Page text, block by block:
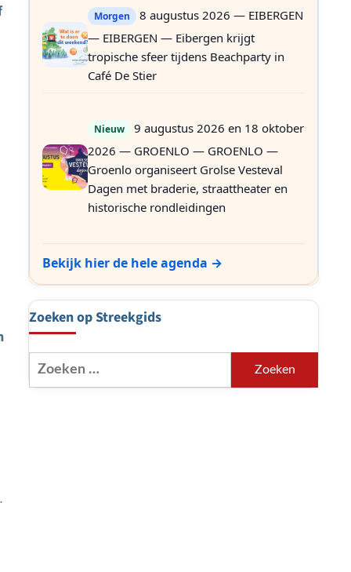
Morgen
8 augustus 2026 — EIBERGEN
— EIBERGEN — Eibergen krijgt
tropische sfeer tijdens Beachparty in
Café De Stier
Nieuw
9 augustus 2026 en 18 oktober
2026 — GROENLO — GROENLO —
Groenlo organiseert Grolse Vesteval
Dagen met braderie, straattheater en
historische rondleidingen
Bekijk hier de hele agenda →
Zoeken op Streekgids
Zoeken
naar: